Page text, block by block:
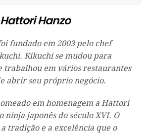
Hanzo
fundado em 2003 pelo chef
Kikuchi se mudou para
trabalhou em vários restaurantes
abrir seu próprio negócio.
em homenagem a Hattori
ninja japonês do século XVI. O
tradição e a excelência que o